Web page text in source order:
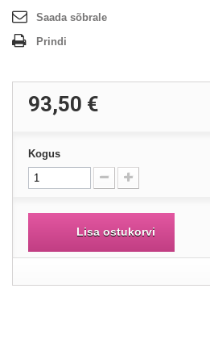
Saada sõbrale
Prindi
93,50 €
Kogus
Lisa ostukorvi